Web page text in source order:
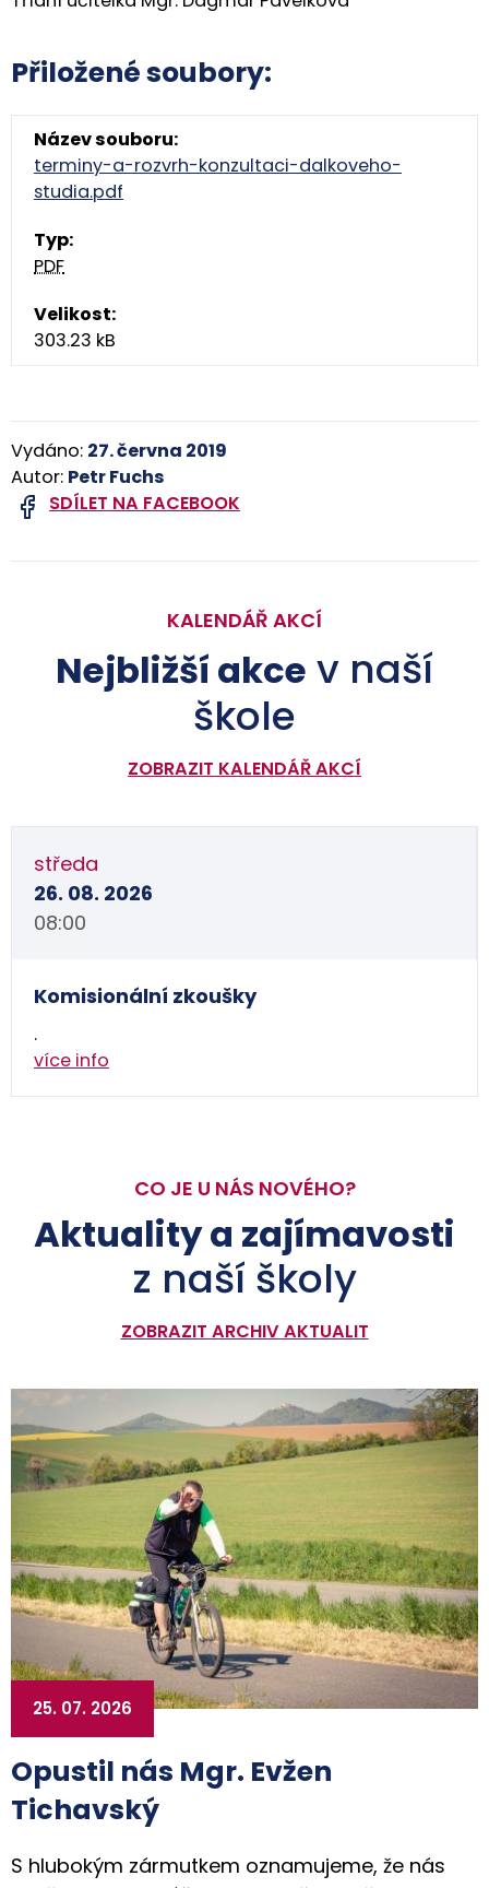
Přiložené soubory:
terminy-a-rozvrh-konzultaci-dalkoveho-
studia.pdf
PDF
303.23 kB
SDÍLET NA FACEBOOK
Vydáno: 27. června 2019
Autor: Petr Fuchs
KALENDÁŘ AKCÍ
Nejbližší akce v naší
škole
ZOBRAZIT KALENDÁŘ AKCÍ
středa
26. 08. 2026
08:00
Komisionální zkoušky
.
více info
CO JE U NÁS NOVÉHO?
Aktuality a zajímavosti
z naší školy
ZOBRAZIT ARCHIV AKTUALIT
Opustil nás Mgr. Evžen
Tichavský
25. 07. 2026
S hlubokým zármutkem oznamujeme, že nás